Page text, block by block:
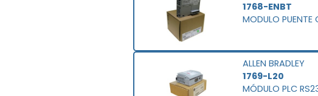
1768-ENBT
MODULO
ALLEN BRADLEY
1769-L20
MÓDULO PLC